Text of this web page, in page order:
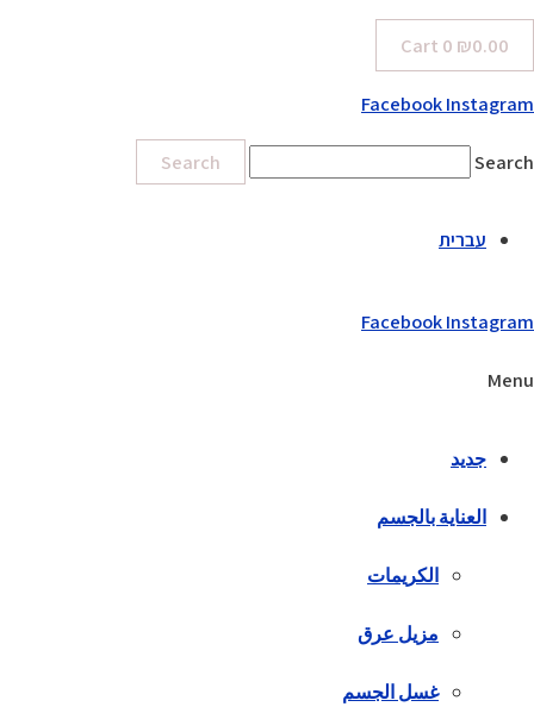
₪0.00
0
Cart
FacebookInstagram
Search
Search
עברית
FacebookInstagram
Menu
جديد
العناية بالجسم
الكريمات
مزيل عرق
غسل الجسم